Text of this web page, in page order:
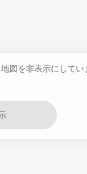
図を非表示にしてい